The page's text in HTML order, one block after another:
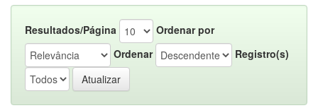
Resultados/Página
Ordenar por
Ordenar
Registro(s)